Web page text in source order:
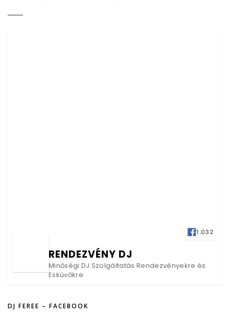
1.032
RENDEZVÉNY DJ
Minőségi DJ Szolgáltatás Rendezvényekre és
Esküvőkre
DJ FEREE – FACEBOOK